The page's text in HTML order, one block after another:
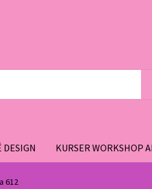
DESIGN KURSER WORKSHOP
612